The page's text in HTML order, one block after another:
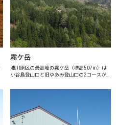
霧ケ岳
浦川原区の最高峰の霧ケ岳（標高507m）は
小谷島登山口と旧ゆあみ登山口の2コースがあ
み登山口からは約115分で登頂できます。山